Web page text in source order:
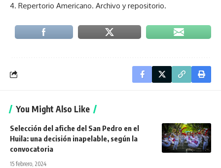
4. Repertorio Americano. Archivo y repositorio.
You Might Also Like
Selección del afiche del San Pedro en el
Huila: una decisión inapelable, según la
convocatoria
15 febrero, 2024